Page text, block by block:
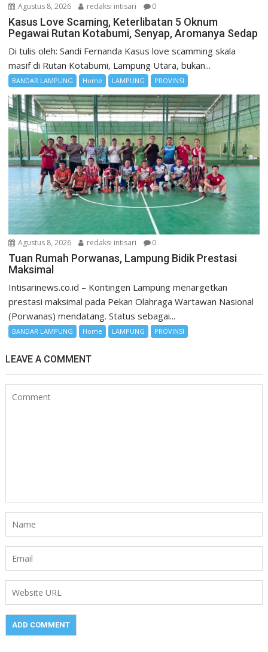
Agustus 8, 2026 redaksi intisari 0
Kasus Love Scaming, Keterlibatan 5 Oknum
Pegawai Rutan Kotabumi, Senyap, Aromanya Sedap
Di tulis oleh: Sandi Fernanda Kasus love scamming skala
masif di Rutan Kotabumi, Lampung Utara, bukan...
BANDAR LAMPUNG Home LAMPUNG PROVINSI
Agustus 8, 2026 redaksi intisari 0
Tuan Rumah Porwanas, Lampung Bidik Prestasi
Maksimal
Intisarinews.co.id – Kontingen Lampung menargetkan
prestasi maksimal pada Pekan Olahraga Wartawan Nasional
(Porwanas) mendatang. Status sebagai...
BANDAR LAMPUNG Home LAMPUNG PROVINSI
LEAVE A COMMENT